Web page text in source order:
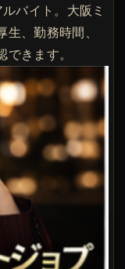
バイト。大阪ミ
、勤務時間、
きます。